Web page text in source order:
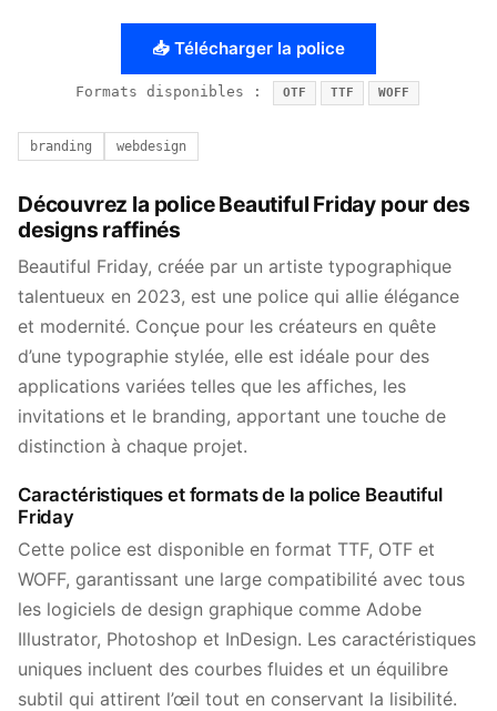
📥 Télécharger la police
Formats disponibles : OTF TTF WOFF
branding webdesign
Découvrez la police Beautiful Friday pour des
designs raffinés
Beautiful Friday, créée par un artiste typographique
talentueux en 2023, est une police qui allie élégance
et modernité. Conçue pour les créateurs en quête
d’une typographie stylée, elle est idéale pour des
applications variées telles que les affiches, les
invitations et le branding, apportant une touche de
distinction à chaque projet.
Caractéristiques et formats de la police Beautiful
Friday
Cette police est disponible en format TTF, OTF et
WOFF, garantissant une large compatibilité avec tous
les logiciels de design graphique comme Adobe
Illustrator, Photoshop et InDesign. Les caractéristiques
uniques incluent des courbes fluides et un équilibre
subtil qui attirent l’œil tout en conservant la lisibilité.